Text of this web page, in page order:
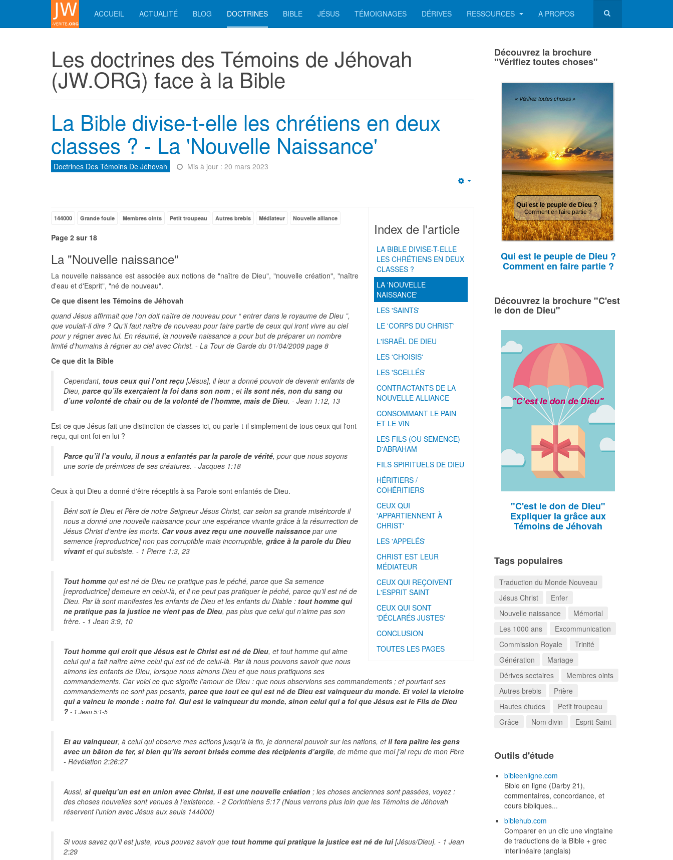
ACCUEIL ACTUALITÉ BLOG DOCTRINES BIBLE JÉSUS TÉMOIGNAGES DÉRIVES RESSOURCES A PROPOS
Les doctrines des Témoins de Jéhovah
(JW.ORG) face à la Bible
La Bible divise-t-elle les chrétiens en deux
classes ? - La 'Nouvelle Naissance'
Doctrines Des Témoins De Jéhovah Mis à jour : 20 mars 2023
Index de l'article
LA BIBLE DIVISE-T-ELLE
LES CHRÉTIENS EN DEUX
CLASSES ?
LA 'NOUVELLE
NAISSANCE'
LES 'SAINTS'
LE 'CORPS DU CHRIST'
L'ISRAËL DE DIEU
LES 'CHOISIS'
LES 'SCELLÉS'
CONTRACTANTS DE LA
NOUVELLE ALLIANCE
CONSOMMANT LE PAIN
ET LE VIN
LES FILS (OU SEMENCE)
D'ABRAHAM
FILS SPIRITUELS DE DIEU
HÉRITIERS /
COHÉRITIERS
CEUX QUI
'APPARTIENNENT À
CHRIST'
LES 'APPELÉS'
CHRIST EST LEUR
MÉDIATEUR
CEUX QUI REÇOIVENT
L'ESPRIT SAINT
CEUX QUI SONT
'DÉCLARÉS JUSTES'
CONCLUSION
TOUTES LES PAGES
144000 Grande foule Membres oints Petit troupeau Autres brebis Médiateur Nouvelle alliance
Page 2 sur 18
La "Nouvelle naissance"
La nouvelle naissance est associée aux notions de "naître de Dieu", "nouvelle création", "naître
d'eau et d'Esprit", "né de nouveau".
Ce que disent les Témoins de Jéhovah
quand Jésus affirmait que l’on doit naître de nouveau pour “ entrer dans le royaume de Dieu ”,
que voulait-il dire ? Qu’il faut naître de nouveau pour faire partie de ceux qui iront vivre au ciel
pour y régner avec lui. En résumé, la nouvelle naissance a pour but de préparer un nombre
limité d’humains à régner au ciel avec Christ. - La Tour de Garde du 01/04/2009 page 8
Ce que dit la Bible
Cependant, tous ceux qui l’ont reçu [Jésus], il leur a donné pouvoir de devenir enfants de
Dieu, parce qu’ils exerçaient la foi dans son nom; etils sont nés, non du sang ou
d’une volonté de chair ou de la volonté de l’homme, mais de Dieu. - Jean 1:12, 13
Est-ce que Jésus fait une distinction de classes ici, ou parle-t-il simplement de tous ceux qui l'ont
reçu, qui ont foi en lui ?
Parce qu’il l’a voulu, il nous a enfantés par la parole de vérité, pour que nous soyons
une sorte de prémices de ses créatures. - Jacques 1:18
Ceux à qui Dieu a donné d'être réceptifs à sa Parole sont enfantés de Dieu.
Béni soit le Dieu et Père de notre Seigneur Jésus Christ, car selon sa grande miséricorde il
nous a donné une nouvelle naissance pour une espérance vivante grâce à la résurrection de
Jésus Christ d’entre les morts. Car vous avez reçu une nouvelle naissance par une
semence [reproductrice] non pas corruptible mais incorruptible, grâce à la parole du Dieu
vivant et qui subsiste. - 1 Pierre 1:3, 23
Tout homme qui est né de Dieu ne pratique pas le péché, parce que Sa semence
[reproductrice] demeure en celui-là, et il ne peut pas pratiquer le péché, parce qu’il est né de
Dieu. Par là sont manifestes les enfants de Dieu et les enfants du Diable : tout homme qui
ne pratique pas la justice ne vient pas de Dieu, pas plus que celui qui n’aime pas son
frère. - 1 Jean 3:9, 10
Tout homme qui croit que Jésus est le Christ est né de Dieu, et tout homme qui aime
celui qui a fait naître aime celui qui est né de celui-là. Par là nous pouvons savoir que nous
aimons les enfants de Dieu, lorsque nous aimons Dieu et que nous pratiquons ses
commandements. Car voici ce que signifie l’amour de Dieu : que nous observions ses commandements ; et pourtant ses
commandements ne sont pas pesants, parce que tout ce qui est né de Dieu est vainqueur du monde. Et voici la victoire
qui a vaincu le monde : notre foi. Qui est le vainqueur du monde, sinon celui qui a foi que Jésus est le Fils de Dieu
? - 1 Jean 5:1-5
Et au vainqueur, à celui qui observe mes actions jusqu’à la fin, je donnerai pouvoir sur les nations, etil fera paître les gens
avec un bâton de fer, si bien qu’ils seront brisés comme des récipients d’argile, de même que moi j’ai reçu de mon Père
- Révélation 2:26:27
Aussi, si quelqu’un est en union avec Christ, il est une nouvelle création ; les choses anciennes sont passées, voyez :
des choses nouvelles sont venues à l’existence. - 2 Corinthiens 5:17 (Nous verrons plus loin que les Témoins de Jéhovah
réservent l'union avec Jésus aux seuls 144000)
Si vous savez qu’il est juste, vous pouvez savoir que tout homme qui pratique la justice est né de lui[Jésus/Dieu]. - 1 Jean
2:29
Découvrez la brochure
"Vérifiez toutes choses"
Qui est le peuple de Dieu ?
Comment en faire partie ?
Découvrez la brochure "C'est
le don de Dieu"
"C'est le don de Dieu"
Expliquer la grâce aux
Témoins de Jéhovah
Tags populaires
Traduction du Monde Nouveau
Jésus Christ
Enfer
Nouvelle naissance
Mémorial
Les 1000 ans
Excommunication
Commission Royale
Trinité
Génération
Mariage
Dérives sectaires
Membres oints
Autres brebis
Prière
Hautes études
Petit troupeau
Grâce
Nom divin Esprit Saint
Outils d'étude
bibleenligne.com
Bible en ligne (Darby 21),
commentaires, concordance, et
cours bibliques...
biblehub.com
Comparer en un clic une vingtaine
de traductions de la Bible + grec
interlinéaire (anglais)